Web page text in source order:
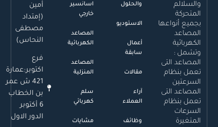
والسلالم
المتحركة
بجميع أنواعها
المصاعد
الكهربائية
وتشمل :
المصاعد التى
تعمل بنظام
السرعتين
المصاعد التى
تعمل بنظام
السرعات
المتغيرة
والحلول
الاستوديو
أعمال
سابقة
مقالات
آراء
العملاء
وظائف
اسانسير
خارجي
المصاعد
الكهربائية
المصاعد
المنزلية
سلم
كهربائي
مشايات
أمين
(إمتداد
مصطفى
النحاس)
فرع
اكتوبر:عمارة
421 ش عمر
بن الخطاب
6 أكتوبر
الدور الاول